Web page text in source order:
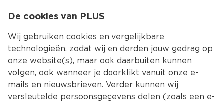
Kies jouw
Terug Producten
De cookies van PLUS
Wij gebruiken cookies en vergelijkbare
technologieën, zodat wij en derden jouw gedrag op
onze website(s), maar ook daarbuiten kunnen
volgen, ook wanneer je doorklikt vanuit onze e-
mails en nieuwsbrieven. Verder kunnen wij
versleutelde persoonsgegevens delen (zoals een e-